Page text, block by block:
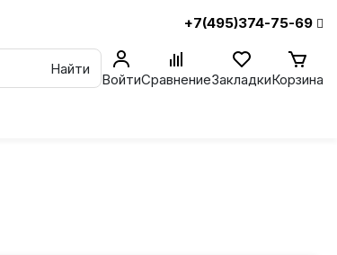
+7(495)374-75-69
Найти
ВойтиСравнениеЗакладкиКорзина